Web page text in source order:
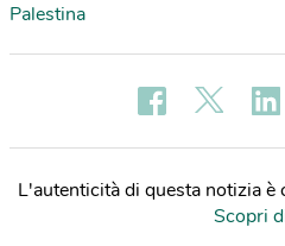
Palestina
L'autenticità di questa notizia è
Scopri